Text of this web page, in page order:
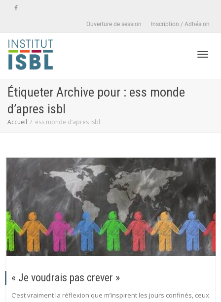
Ouverture de session Inscription / Adhésion
Étiqueter Archive pour : ess monde
d’apres isbl
Accueil ess monde d’apres isbl
« Je voudrais pas crever »
C’est vraiment la réflexion que m’inspirent les jours confinés, ceux